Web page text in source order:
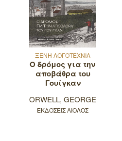
ΞΕΝΗ ΛΟΓΟΤΕΧΝΙΑ
Ο δρόμος για την
αποβάθρα του
Γουίγκαν
ORWELL, GEORGE
ΕΚΔΟΣΕΙΣ ΑΙΟΛΟΣ